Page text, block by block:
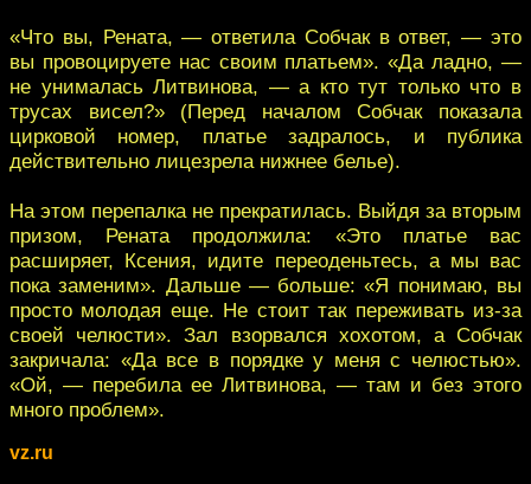
«Что вы, Рената, — ответила Собчак в ответ, — это
вы провоцируете нас своим платьем». «Да ладно, —
не унималась Литвинова, — а кто тут только что в
трусах висел?» (Перед началом Собчак показала
цирковой номер, платье задралось, и публика
действительно лицезрела нижнее белье).
На этом перепалка не прекратилась. Выйдя за вторым
призом, Рената продолжила: «Это платье вас
расширяет, Ксения, идите переоденьтесь, а мы вас
пока заменим». Дальше — больше: «Я понимаю, вы
просто молодая еще. Не стоит так переживать из-за
своей челюсти». Зал взорвался хохотом, а Собчак
закричала: «Да все в порядке у меня с челюстью».
«Ой, — перебила ее Литвинова, — там и без этого
много проблем».
vz.ru